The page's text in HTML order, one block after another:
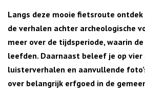
Langs deze mooie fietsroute
de verhalen achter archeologische
meer over de tijdsperiode, waarin
leefden. Daarnaast beleef je op
luisterverhalen en aanvullende
over belangrijk erfgoed in de